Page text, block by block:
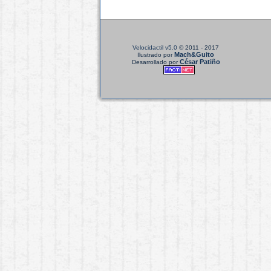
Velocidactil v5.0 © 2011 - 2017
Ilustrado porMach&Guito
Desarrollado porCésar Patiño